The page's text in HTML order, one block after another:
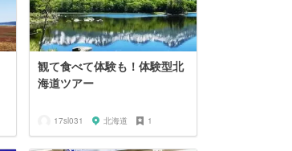
観て食べて体験も！体験型北
海道ツアー
17sl031 北海道 1